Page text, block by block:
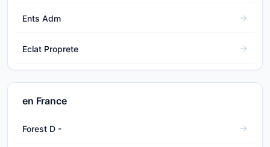
Ents Adm
Eclat Proprete
en France
Forest D -